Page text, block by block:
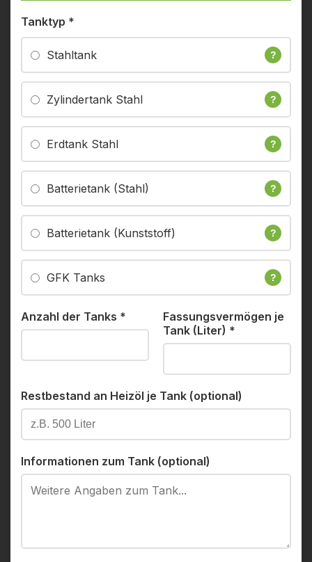
Tanktyp *
Stahltank ?
Zylindertank Stahl ?
Erdtank Stahl ?
Batterietank (Stahl) ?
Batterietank (Kunststoff) ?
GFK Tanks ?
Anzahl der Tanks *
Fassungsvermögen je
Tank (Liter) *
Restbestand an Heizöl je Tank (optional)
Informationen zum Tank (optional)